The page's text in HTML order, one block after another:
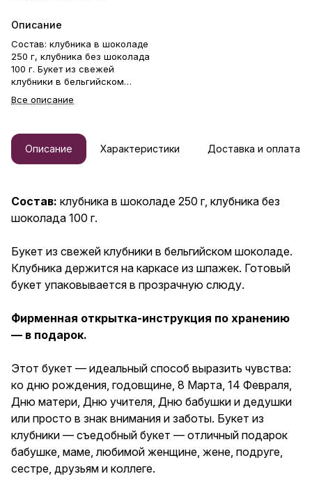
Описание
Состав: клубника в шоколаде
250 г, клубника без шоколада
100 г. Букет из свежей
клубники в бельгийском
на каркасе из шпажек. Готовый
прозрачную слюду. Фирменная
открытка-инструкция по
хранению — в подарок. Этот
Марта, 14 Февраля, Дню
матери, Дню учителя, Дню
в знак внимания и заботы.
Букет из клубники —
съедобный букет — отличный
подарок бабушке, маме,
любимой женщине, жене,
коллеге.
Все описание
Описание Характеристики Доставка и оплата
Состав: клубника в шоколаде 250 г, клубника без
шоколада 100 г.
Букет из свежей клубники в бельгийском шоколаде.
Клубника держится на каркасе из шпажек. Готовый
букет упаковывается в прозрачную слюду.
Фирменная открытка-инструкция по хранению
— в подарок.
Этот букет — идеальный способ выразить чувства:
ко дню рождения, годовщине, 8 Марта, 14 Февраля,
Дню матери, Дню учителя, Дню бабушки и дедушки
или просто в знак внимания и заботы. Букет из
клубники — съедобный букет — отличный подарок
бабушке, маме, любимой женщине, жене, подруге,
сестре, друзьям и коллеге.